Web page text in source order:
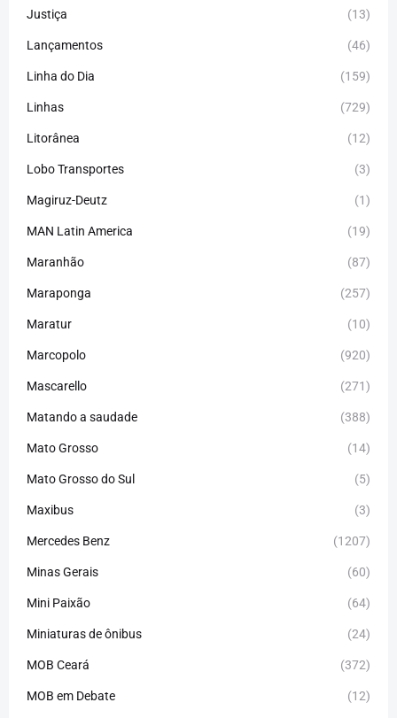
Justiça (13)
Lançamentos (46)
Linha do Dia (159)
Linhas (729)
Litorânea (12)
Lobo Transportes (3)
Magiruz-Deutz (1)
MAN Latin America (19)
Maranhão (87)
Maraponga (257)
Maratur (10)
Marcopolo (920)
Mascarello (271)
Matando a saudade (388)
Mato Grosso (14)
Mato Grosso do Sul (5)
Maxibus (3)
Mercedes Benz (1207)
Minas Gerais (60)
Mini Paixão (64)
Miniaturas de ônibus (24)
MOB Ceará (372)
MOB em Debate (12)